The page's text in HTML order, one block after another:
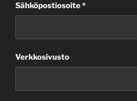
Sähköpostiosoite*
Verkkosivusto